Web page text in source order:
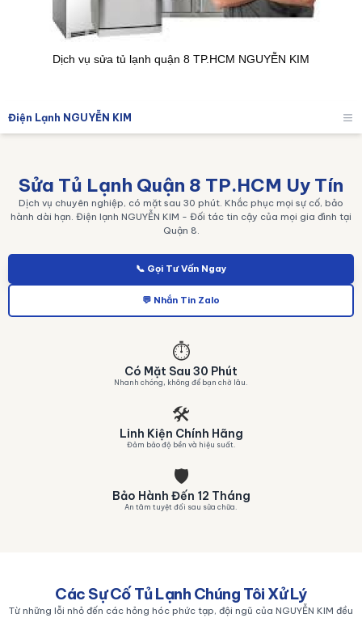
Dịch vụ sửa tủ lạnh quận 8 TP.HCM NGUYỄN KIM
Điện Lạnh NGUYỄN KIM
Sửa Tủ Lạnh Quận 8 TP.HCM Uy Tín
Dịch vụ chuyên nghiệp, có mặt sau 30 phút. Khắc phục mọi sự cố, bảo
hành dài hạn. Điện lạnh NGUYỄN KIM - Đối tác tin cậy của mọi gia đình tại
Quận 8.
📞 Gọi Tư Vấn Ngay
💬 Nhắn Tin Zalo
⏱️
Có Mặt Sau 30 Phút
Nhanh chóng, không để bạn chờ lâu.
🛠️
Linh Kiện Chính Hãng
Đảm bảo độ bền và hiệu suất.
🛡️
Bảo Hành Đến 12 Tháng
An tâm tuyệt đối sau sửa chữa.
Các Sự Cố Tủ Lạnh Chúng Tôi Xử Lý
Từ những lỗi nhỏ đến các hỏng hóc phức tạp, đội ngũ của NGUYỄN KIM đều